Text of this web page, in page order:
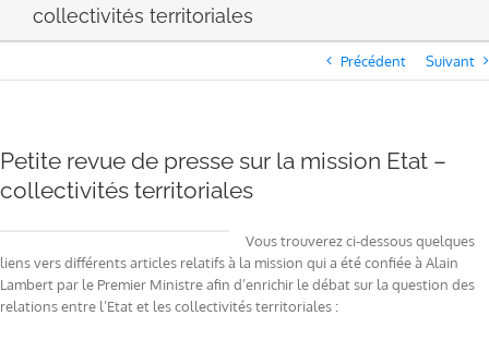
collectivités territoriales
Précédent Suivant
Petite revue de presse sur la mission Etat –
collectivités territoriales
Vous trouverez ci-dessous quelques
liens vers différents articles relatifs à la mission qui a été confiée à Alain
Lambert par le Premier Ministre afin d’enrichir le débat sur la question des
relations entre l’Etat et les collectivités territoriales :